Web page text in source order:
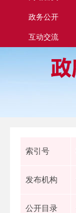
政务公开
互动交流
索引号
发布机构
公开目录